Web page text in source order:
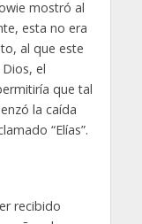
mostró al
esta no era
al que este
el
que tal
la caída
“Elías”.
recibido